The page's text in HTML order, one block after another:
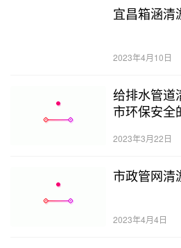
宜昌箱涵清
2023年4月10日
给排水管道
市环保安全
2023年3月22日
市政管网清
2023年4月4日